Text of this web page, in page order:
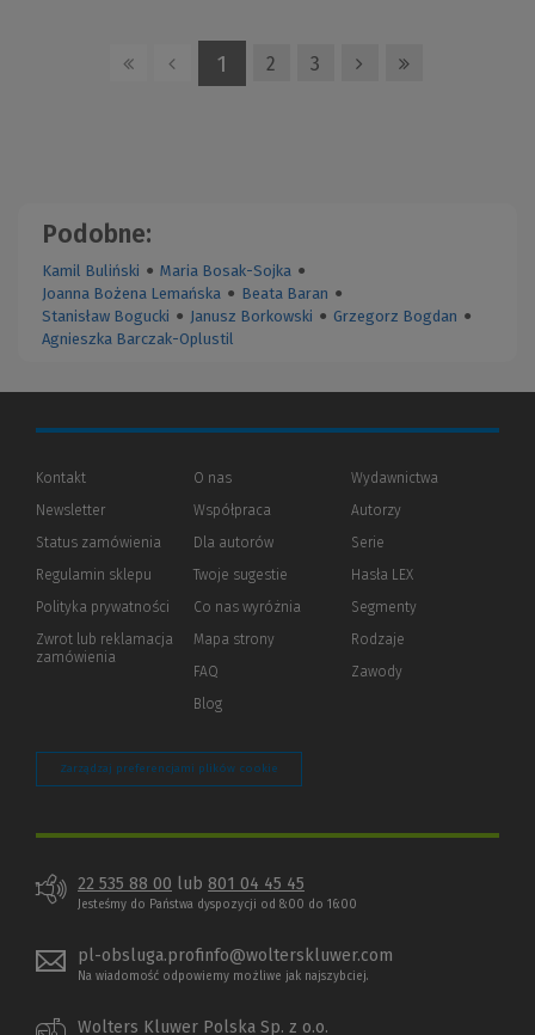
1 2 3
Podobne:
Kamil Buliński ● Maria Bosak-Sojka ●
Joanna Bożena Lemańska ● Beata Baran ●
Stanisław Bogucki ● Janusz Borkowski ● Grzegorz Bogdan ●
Agnieszka Barczak-Oplustil
Kontakt
Newsletter
Status zamówienia
Regulamin sklepu
Polityka prywatności (Nowe
(Link
innej
Zwrot lub reklamacja
zamówienia
O nas
Współpraca
Dla autorów(Nowe
(Link
innej
strony)
Twoje sugestie
Co nas wyróżnia
Mapa strony
FAQ
Blog
Wydawnictwa
Autorzy
Serie
Hasła LEX
Segmenty
Rodzaje
Zawody
Zarządzaj preferencjami plików cookie
22 535 88 00 lub 801 04 45 45
Jesteśmy do Państwa dyspozycji od 8:00 do 16:00
pl-obsluga.profinfo@wolterskluwer.com
Na wiadomość odpowiemy możliwe jak najszybciej.
Wolters Kluwer Polska Sp. z o.o.